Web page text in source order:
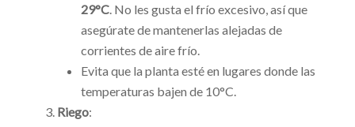
29°C. No les gusta el frío excesivo, así que
asegúrate de mantenerlas alejadas de
corrientes de aire frío.
Evita que la planta esté en lugares donde las
temperaturas bajen de 10°C.
Riego: